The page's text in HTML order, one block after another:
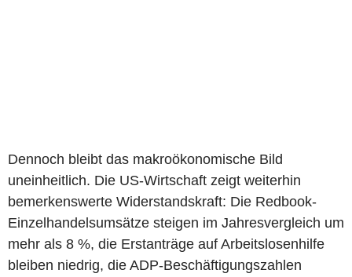
Dennoch bleibt das makroökonomische Bild
uneinheitlich. Die US-Wirtschaft zeigt weiterhin
bemerkenswerte Widerstandskraft: Die Redbook-
Einzelhandelsumsätze steigen im Jahresvergleich um
mehr als 8 %, die Erstanträge auf Arbeitslosenhilfe
bleiben niedrig, die ADP-Beschäftigungszahlen